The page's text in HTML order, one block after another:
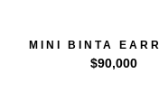
MINI BINTA
$90,000